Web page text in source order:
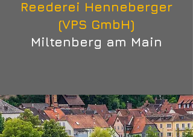
Reederei Henneberger
(VPS GmbH)
Miltenberg am Main